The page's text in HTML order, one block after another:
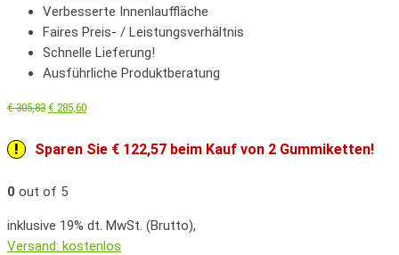
Verbesserte Innenlauffläche
Faires Preis- / Leistungsverhältnis
Schnelle Lieferung!
Ausführliche Produktberatung
€305,83 € 285,60
Sparen Sie € 122,57 beim Kauf von 2 Gummiketten!
0 out of 5
inklusive 19% dt. MwSt. (Brutto),
Versand: kostenlos